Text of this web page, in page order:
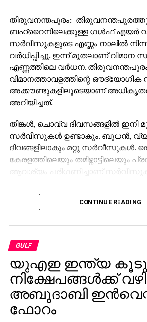
തിരുവനന്തപുരം: തിരുവനന്തപുരത്തു
ബഹ്റൈനിലെക്കുള്ള ഗൾഫ് എയർ
സർവീസുകളുടെ എണ്ണം നാലിൽ
വർധിപ്പിച്ചു. ഇന്ന് മുതലാണ്
എണ്ണത്തിലെ വർധന.
വിമാനത്താവളത്തിന്റെ
അക്കൗണ്ടുകളിലൂടെയാണ് അധികൃതർ
അറിയിച്ചത്.
തിങ്കൾ, ചൊവ്വ ദിവസങ്ങളിൽ ഇനി
സർവീസുകൾ ഉണ്ടാകും. ബുധൻ,
ദിവങ്ങളിലാകും മറ്റു സർവീസുകൾ.
കേരളത്തിലെയും തമിഴ്നാട്ടിലെയും
ആവശ്യം പരിഗണിച്ചാണ് സർവീസുകൾ
CONTINUE READING
GULF
യുഎഇ ഇന്ത്യ
നിക്ഷേപങ്ങള്‍ക്ക്
അബുദാബി
ഫോറം